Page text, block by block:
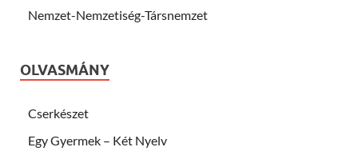
Nemzet-Nemzetiség-Társnemzet
OLVASMÁNY
Cserkészet
Egy Gyermek – Két Nyelv